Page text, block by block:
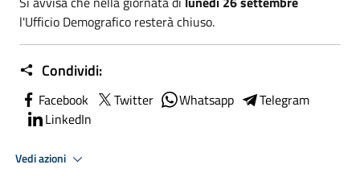
l'Ufficio Demografico resterà chiuso.
Condividi:
Facebook Twitter Whatsapp
Telegram
LinkedIn
Vedi azioni